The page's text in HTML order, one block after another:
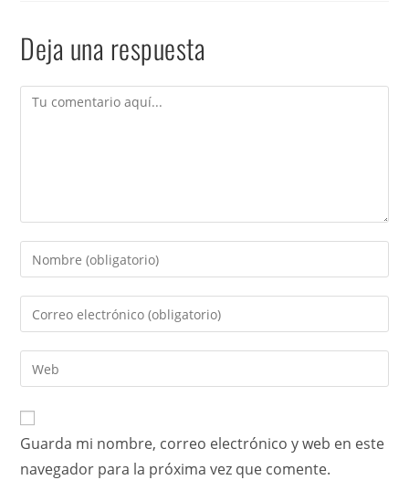
Deja una respuesta
Guarda mi nombre, correo electrónico y web en este
navegador para la próxima vez que comente.